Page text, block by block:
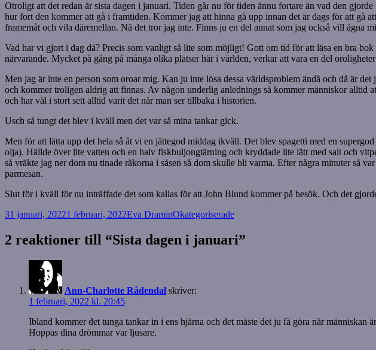
Otroligt att det redan är sista dagen i januari. Tiden går nu för tiden ännu fortare än vad den
hur fort den kommer att gå i framtiden. Kommer jag att hinna gå upp innan det är dags för att gå
framemåt och vila däremellan. Nä det tror jag inte. Finns ju en del annat som jag också vill ägna
Vad har vi gjort i dag då? Precis som vanligt så lite som möjligt! Gott om tid för att läsa en bra
närvarande. Mycket på gång på många olika platser här i världen, verkar att vara en del
Men jag är inte en person som oroar mig. Kan ju inte lösa dessa världsproblem ändå och då är
och kommer troligen aldrig att finnas. Av någon underlig anlednings så kommer människor
och har väl i stort sett alltid varit det när man ser tillbaka i historien.
Usch så tungt det blev i kväll men det var så mina tankar gick.
Men för att lätta upp det hela så åt vi en jättegod middag ikväll. Det blev spagetti med en
olja). Hällde över lite vatten och en halv fiskbuljongtärning och kryddade lite lätt med salt och
så vräkte jag ner dom nu tinade räkorna i såsen så dom skulle bli varma. Efter några minuter så
parmesan.
Slut för i kväll för nu inträffade det som kallas för att John Blund kommer på besök. Och det
Postat
31 januari, 20221 februari, 2022Författare
Eva DraminKategorier
Okategoriserade
2 reaktioner till “Sista dagen i januari”
Ann-Charlotte Rådendal skriver:
1 februari, 2022 kl. 20:45
Ibland kommer det tunga tankar in i ens hjärna och det måste det ju få göra när människan
Hoppas dina drömmar var ljusare.